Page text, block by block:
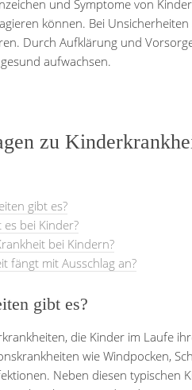
und Symptome von
können. Bei
Durch Aufklärung und
aufwachsen.
zu
gibt es?
bei Kinder?
bei Kindern?
fängt mit Ausschlag an?
gibt es?
die Kinder im Laufe
wie Windpocken,
Neben diesen typischen